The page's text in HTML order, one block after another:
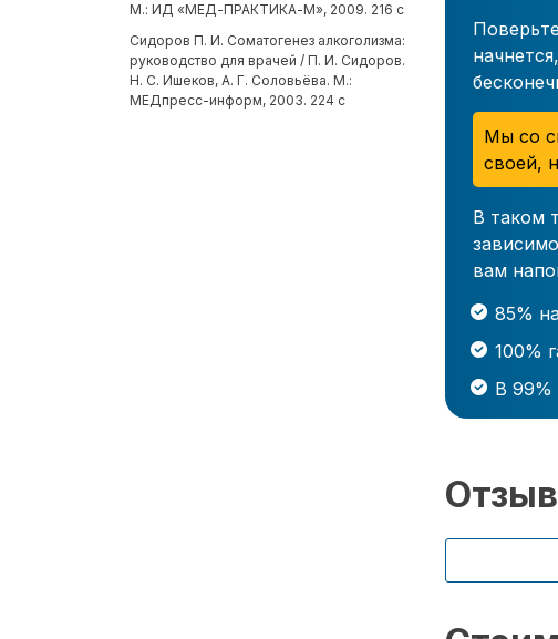
М.: ИД «МЕД-ПРАКТИКА-М», 2009. 216 с
Сидоров П. И. Соматогенез алкоголизма:
руководство для врачей / П. И. Сидоров.
Н. С. Ишеков, А. Г. Соловьёва. М.:
МЕДпресс-информ, 2003. 224 с
Мы со
своей,
В таком
вам
85%
100%
В 99%